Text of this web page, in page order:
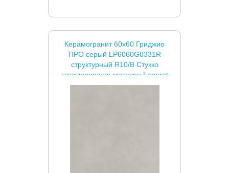
Керамогранит 60x60 Гриджио
ПРО серый LP6060G0331R
структурный R10/B Стукко
глазурованная матовая Laparet